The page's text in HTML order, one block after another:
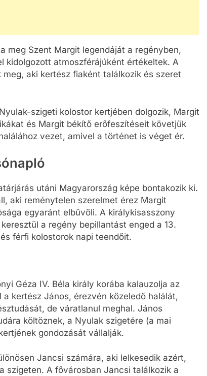
meg Szent Margit legendáját a regényben,
kidolgozott atmoszférájúként értékeltek. A
aki kertész fiaként találkozik és szeret
szigeti kolostor kertjében dolgozik, Margit
és Margit békítő erőfeszítéseit követjük
vezet, amivel a történet is véget ér.
utáni Magyarország képe bontakozik ki.
aki reménytelen szerelmet érez Margit
egyaránt elbűvöli. A királykisasszony
a regény bepillantást enged a 13.
férfi kolostorok napi teendőit.
Géza IV. Béla király korába kalauzolja az
kertész János, érezvén közeledő halálát,
de váratlanul meghal. János
költöznek, a Nyulak szigetére (a mai
gondozását vállalják.
Jancsi számára, aki lelkesedik azért,
szigeten. A fővárosban Jancsi találkozik a